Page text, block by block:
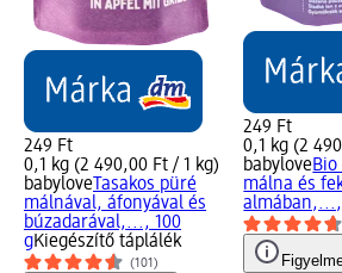
249 Ft
0,1 kg (2 490,00 Ft / 1 kg)
babylove Tasakos püré
málnával, áfonyával és
búzadarával,..., 100
gKiegészítő táplálék
(101)
249 Ft
0,1 kg (2
babylove
málna és
almában,...,